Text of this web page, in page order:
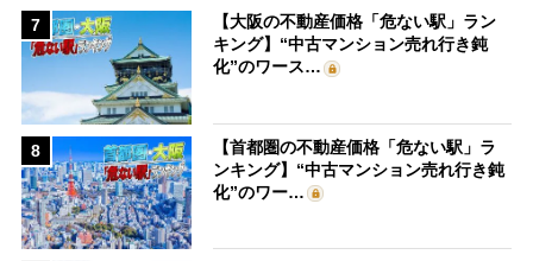
7
【大阪の不動産価格「危ない駅」ラン
キング】“中古マンション売れ行き鈍
化”のワース…
8
【首都圏の不動産価格「危ない駅」ラ
ンキング】“中古マンション売れ行き鈍
化”のワー…